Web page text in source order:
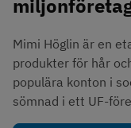
Mimi Höglin är en
produkter för hår
populära konton i
sömnad i ett UF-